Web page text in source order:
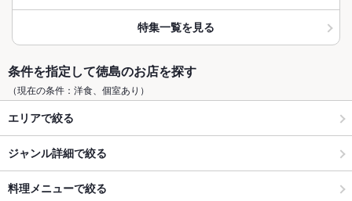
特集一覧を見る
条件を指定して徳島のお店を探す
（現在の条件：洋食、個室あり）
エリアで絞る
ジャンル詳細で絞る
料理メニューで絞る